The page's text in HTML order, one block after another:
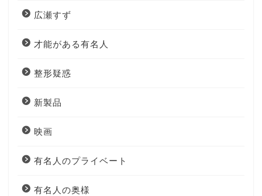
広瀬すず
才能がある有名人
整形疑惑
新製品
映画
有名人のプライベート
有名人の奥様